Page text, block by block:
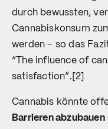
durch bewussten,
Cannabiskonsum
werden – so das
“The influence of
satisfaction”.[2]
Cannabis könnte
Barrieren abzubauen